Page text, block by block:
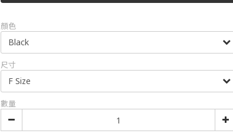
顏色
尺寸
數量